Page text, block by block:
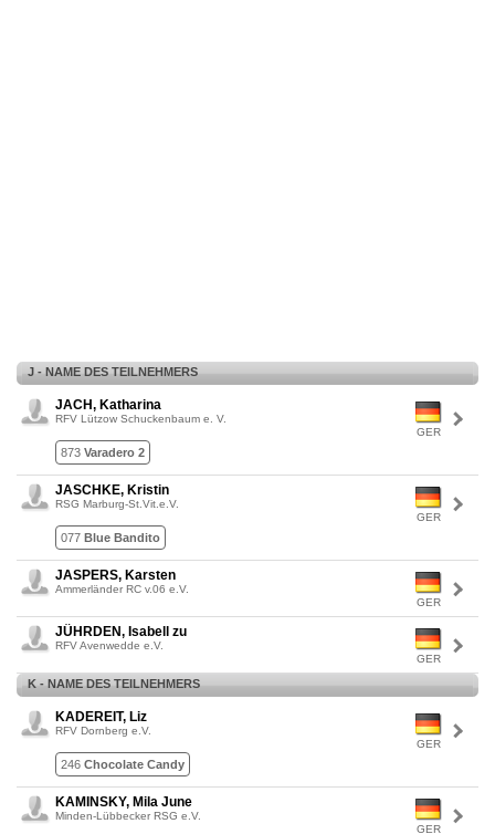
J - NAME DES TEILNEHMERS
GER
JACH, Katharina
RFV Lützow Schuckenbaum e. V.
873 Varadero 2
GER
JASCHKE, Kristin
RSG Marburg-St.Vit.e.V.
077 Blue Bandito
GER
JASPERS, Karsten
Ammerländer RC v.06 e.V.
GER
JÜHRDEN, Isabell zu
RFV Avenwedde e.V.
K - NAME DES TEILNEHMERS
GER
KADEREIT, Liz
RFV Dornberg e.V.
246 Chocolate Candy
GER
KAMINSKY, Mila June
Minden-Lübbecker RSG e.V.